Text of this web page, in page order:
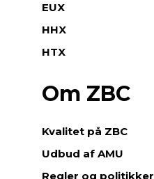
EUX
HHX
HTX
Om ZBC
Kvalitet på ZBC
Udbud af AMU
Regler og politikker